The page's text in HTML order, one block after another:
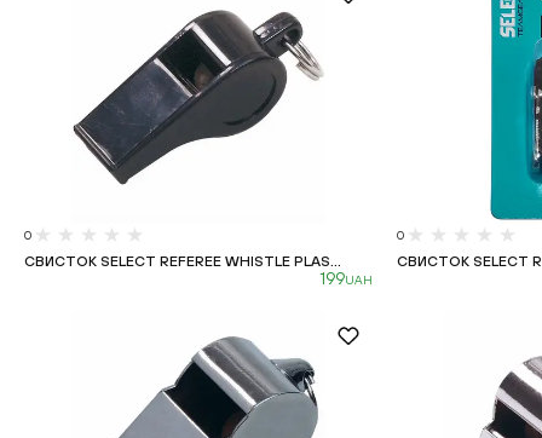
0
СВИСТОК SELECT REFEREE WHISTLE PLAS...
199UAH
0
СВИСТОК SELECT